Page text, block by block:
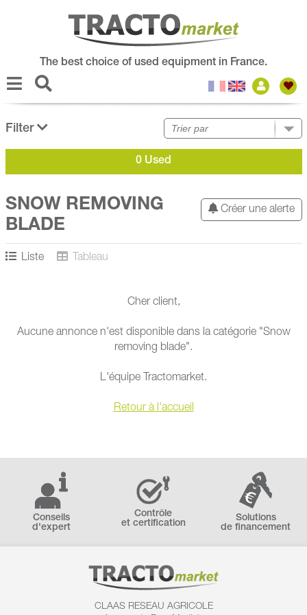
The best choice of used equipment in France.
Filter
0 Used
Créer une alerte
SNOW REMOVING
BLADE
Liste Tableau
Cher client,
Aucune annonce n'est disponible dans la catégorie "Snow
removing blade".
L'équipe Tractomarket.
Retour à l'accueil
Conseils
d'expert
Contrôle
et certification
Solutions
de financement
CLAAS RESEAU AGRICOLE